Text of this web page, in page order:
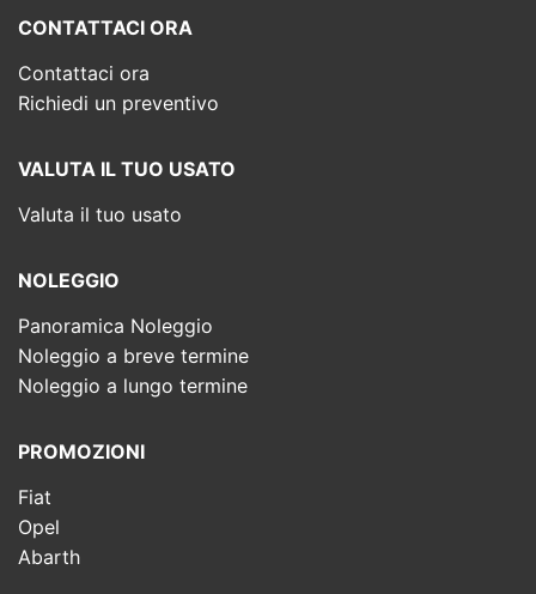
CONTATTACI ORA
Contattaci ora
Richiedi un preventivo
VALUTA IL TUO USATO
Valuta il tuo usato
NOLEGGIO
Panoramica Noleggio
Noleggio a breve termine
Noleggio a lungo termine
PROMOZIONI
Fiat
Opel
Abarth